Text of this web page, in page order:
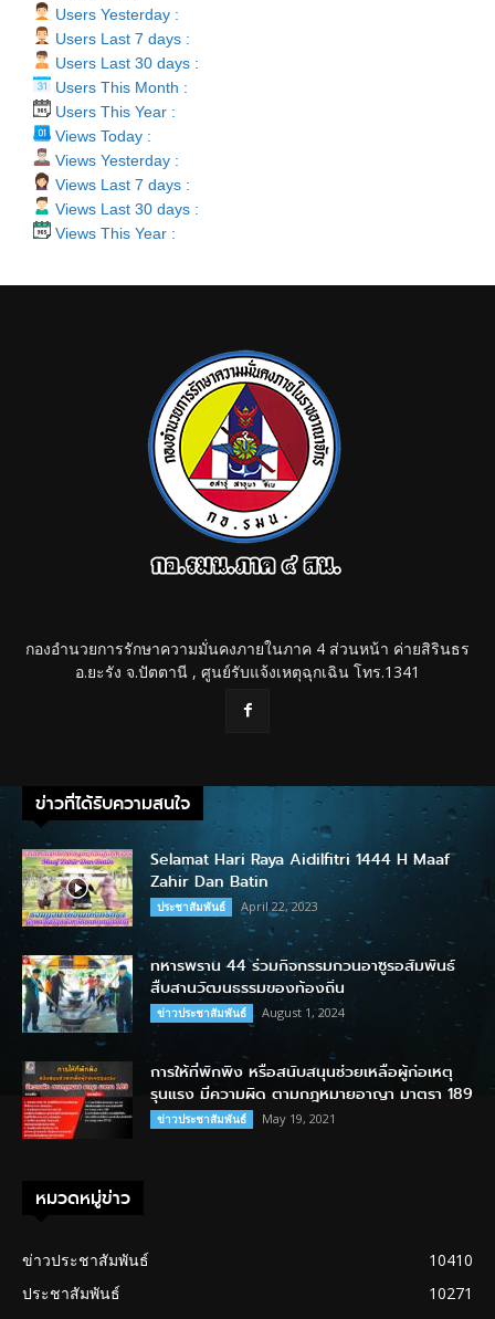
Users Yesterday :
Users Last 7 days :
Users Last 30 days :
Users This Month :
Users This Year :
Views Today :
Views Yesterday :
Views Last 7 days :
Views Last 30 days :
Views This Year :
กองอำนวยการรักษาความมั่นคงภายในภาค 4 ส่วนหน้า ค่ายสิรินธร
อ.ยะรัง จ.ปัตตานี , ศูนย์รับแจ้งเหตุฉุกเฉิน โทร.1341
ข่าวที่ได้รับความสนใจ
Selamat Hari Raya Aidilfitri 1444 H Maaf
Zahir Dan Batin
ประชาสัมพันธ์ April 22, 2023
ทหารพราน 44 ร่วมกิจกรรมกวนอาซูรอสัมพันธ์
สืบสานวัฒนธรรมของท้องถิ่น
ข่าวประชาสัมพันธ์ August 1, 2024
การให้ที่พักพิง หรือสนับสนุนช่วยเหลือผู้ก่อเหตุ
รุนแรง มีความผิด ตามกฎหมายอาญา มาตรา 189
ข่าวประชาสัมพันธ์ May 19, 2021
หมวดหมู่ข่าว
ข่าวประชาสัมพันธ์
10410
ประชาสัมพันธ์
10271